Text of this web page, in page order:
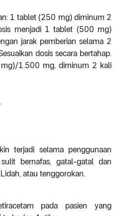
1 tablet (250 mg) diminum 2
menjadi 1 tablet (500 mg)
jarak pemberian selama 2
dosis secara bertahap.
1.500 mg, diminum 2 kali
terjadi selama penggunaan
bernafas, gatal-gatal dan
atau tenggorokan.
pada pasien yang